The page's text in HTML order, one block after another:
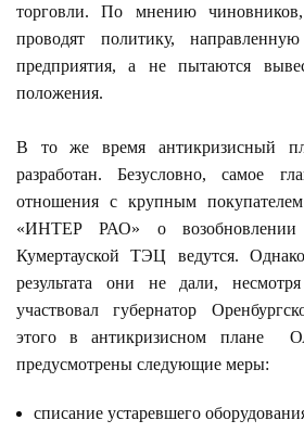
торговли. По мнению
проводят политику,
предприятия, а не пытаются
положения.
В то же время антикризисный
разработан. Безусловно, самое
отношения с крупным
«ИНТЕР РАО» о возобновлении
Кумертауской ТЭЦ ведутся.
результата они не дали,
участвовал губернатор
этого в антикризисном плане
предусмотрены следующие меры:
списание устаревшего